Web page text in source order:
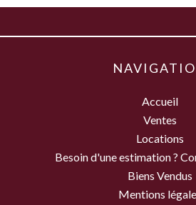
Accueil
Ventes
Locations
Besoin d'une estimation ?
Biens Vendus
Mentions